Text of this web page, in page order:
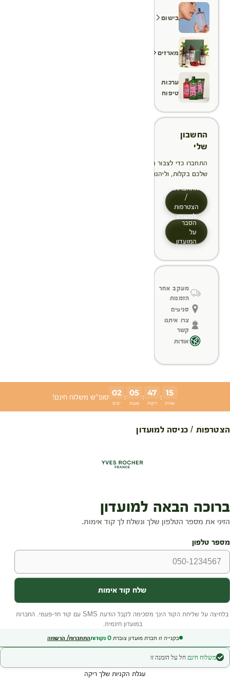
בישום
מארזים
ערכות
טיפוח
החשבון
שלי
התחברו כדי לצבור הטבות, לנהל ולעקוב אחר ההזמנות
שלכם בקלות, וליהנות מתהליך תשלום מהיר יותר
התחברות
/
הצטרפות
למועדון
הסבר
על
המועדון
מעקב אחר
הזמנות
סניפים
צרו איתנו
קשר
אודות
02
ימים
: 05
שעות
: 47
דקות
: 15
שניות
סופ"ש משלוח חינם!
הצטרפות / כניסה למועדון
בקנייה זו חברת מועדון צוברת 0 נקודותהתחברות/ הרשמה
משלוח חינם חל על הזמנה זו
עגלת הקניות שלך ריקה